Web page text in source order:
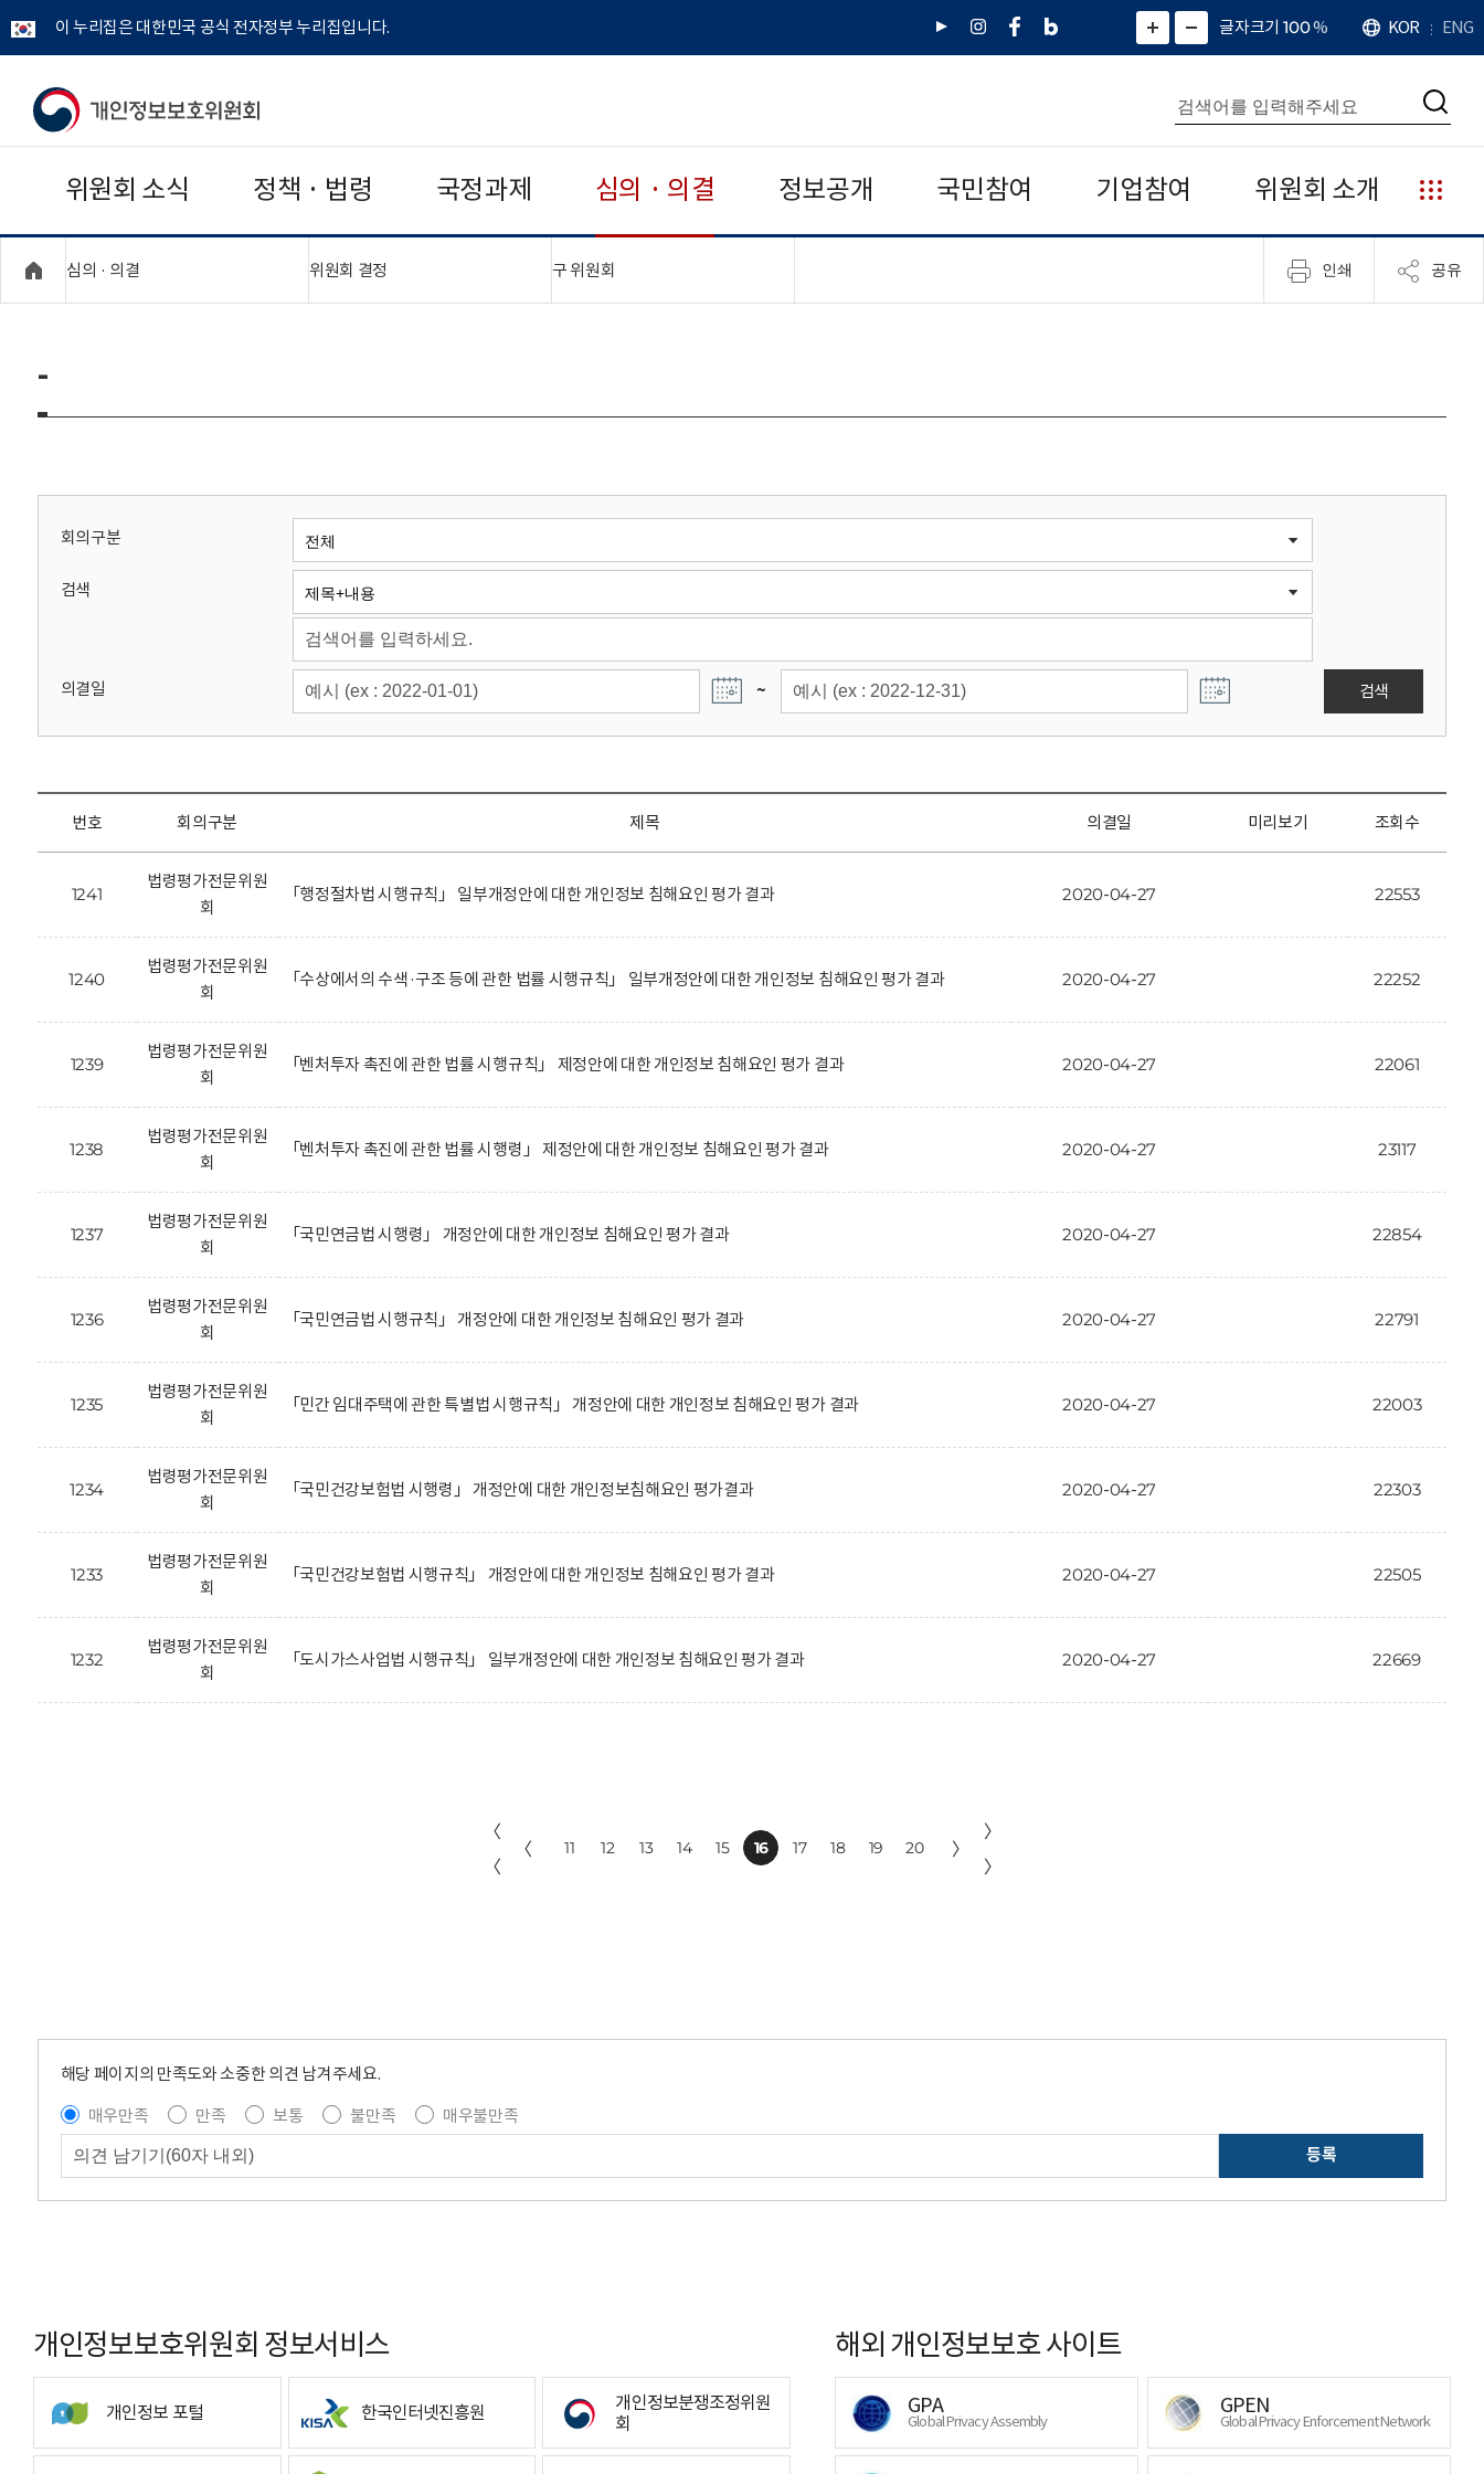
이 누리집은 대한민국 공식 전자정부 누리집입니다.
유
인
페
네
그
)
화
면
면
소
확
대
치
글자크기 100%
언
어
KOR ENG
개
보
보
위
회
통
합
검
색
검
위원회 소식 정책 · 법령 국정과제 심의 · 의결 정보공개 국민참여 기업참여 위원회 소개
누
리
집
안
심의 · 의결 위원회 결정 구 위원회 인쇄 공유
-
회의구분
검색
의결일 ~ 검색
번호 회의구분 제목 의결일 미리보기 조회수
1241
법령평가전문위원
회
「행정절차법 시행규칙」 일부개정안에 대한 개인정보 침해요인 평가 결과 2020-04-27 22553
1240
법령평가전문위원
회
「수상에서의 수색·구조 등에 관한 법률 시행규칙」 일부개정안에 대한 개인정보 침해요인 평가 결과 2020-04-27 22252
1239
법령평가전문위원
회
「벤처투자 촉진에 관한 법률 시행규칙」 제정안에 대한 개인정보 침해요인 평가 결과 2020-04-27 22061
1238
법령평가전문위원
회
「벤처투자 촉진에 관한 법률 시행령」 제정안에 대한 개인정보 침해요인 평가 결과 2020-04-27 23117
1237
법령평가전문위원
회
「국민연금법 시행령」 개정안에 대한 개인정보 침해요인 평가 결과 2020-04-27 22854
1236
법령평가전문위원
회
「국민연금법 시행규칙」 개정안에 대한 개인정보 침해요인 평가 결과 2020-04-27 22791
1235
법령평가전문위원
회
「민간 임대주택에 관한 특별법 시행규칙」 개정안에 대한 개인정보 침해요인 평가 결과 2020-04-27 22003
1234
법령평가전문위원
회
「국민건강보험법 시행령」 개정안에 대한 개인정보침해요인 평가결과 2020-04-27 22303
1233
법령평가전문위원
회
「국민건강보험법 시행규칙」 개정안에 대한 개인정보 침해요인 평가 결과 2020-04-27 22505
1232
법령평가전문위원
회
「도시가스사업법 시행규칙」 일부개정안에 대한 개인정보 침해요인 평가 결과 2020-04-27 22669
〈
〈
〈 11 12 13 14 15 16 17 18 19 20 〉
〉
〉
해당 페이지의 만족도와 소중한 의견 남겨주세요.
매우만족
만족 보통 불만족
매우불만족
등록
개인정보보호위원회 정보서비스
개인정보 포털 한국인터넷진흥원
개인정보분쟁조정위원
회
해외 개인정보보호 사이트
GPA
Global Privacy Assembly
GPEN
Global Privacy Enforcement Network